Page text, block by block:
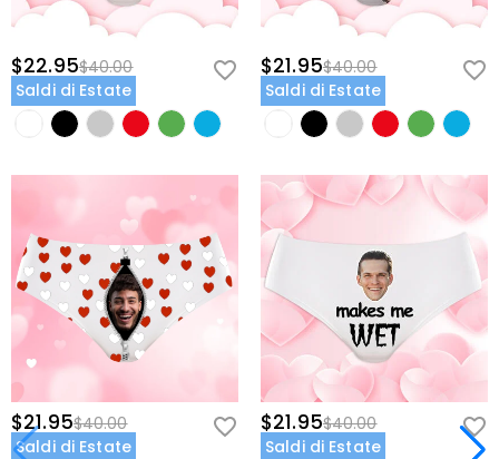
$22.95$40.00
Saldi di Estate
$21.95$40.00
Saldi di Estate
$21.95$40.00
Saldi di Estate
$21.95$40.00
Saldi di Estate